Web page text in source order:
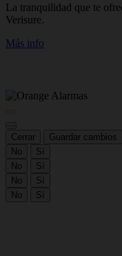
La tranquilidad que te
Verisure.
Más info
Cerrar
Guardar cambios
No
Sí
No
Sí
No
Sí
No
Sí